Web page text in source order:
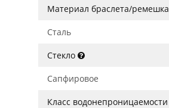
Материал браслета/ремешка
Сталь
Стекло
Сапфировое
Класс водонепроницаемости